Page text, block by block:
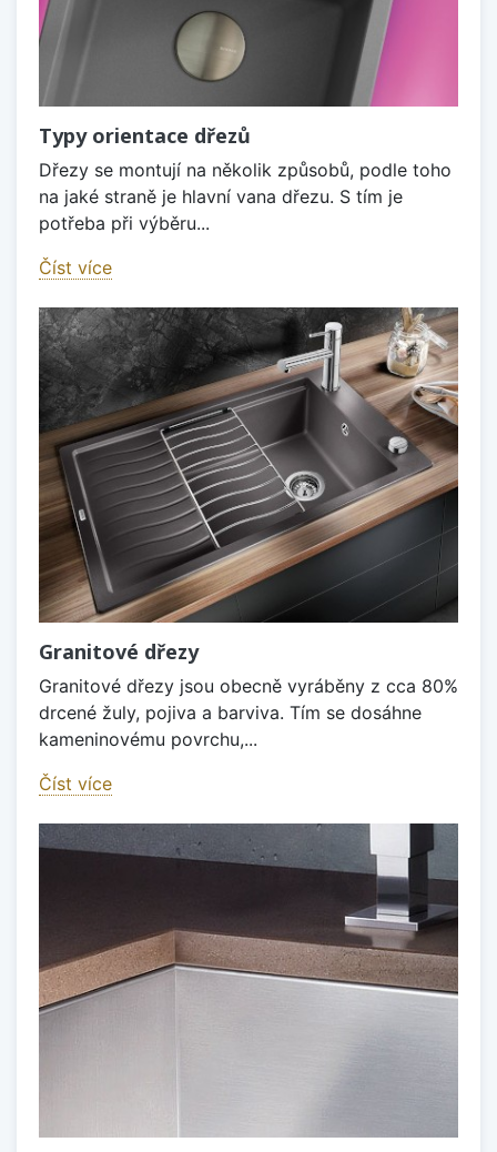
Typy orientace dřezů
Dřezy se montují na několik způsobů, podle toho
na jaké straně je hlavní vana dřezu. S tím je
potřeba při výběru...
Číst více
Granitové dřezy
Granitové dřezy jsou obecně vyráběny z cca 80%
drcené žuly, pojiva a barviva. Tím se dosáhne
kameninovému povrchu,...
Číst více